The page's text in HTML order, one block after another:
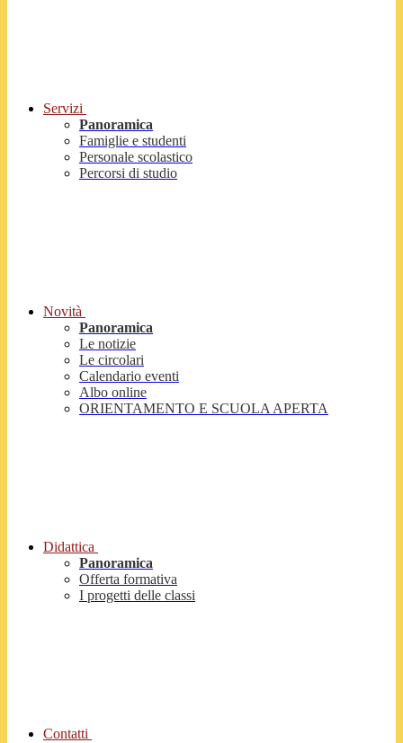
Servizi
Panoramica
Famiglie e studenti
Personale scolastico
Percorsi di studio
Novità
Panoramica
Le notizie
Le circolari
Calendario eventi
Albo online
ORIENTAMENTO E SCUOLA APERTA
Didattica
Panoramica
Offerta formativa
I progetti delle classi
Contatti